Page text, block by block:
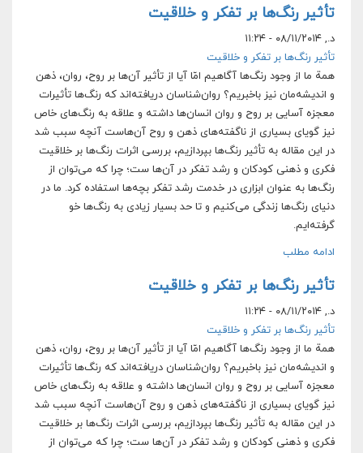
تأثیر رنگ‌ها بر تفکر و خلاقیت
د., ۰۸/۱۱/۲۰۱۴ - ۱۱:۲۴
تأثیر رنگ‌ها بر تفکر و خلاقیت
همة ما از وجود رنگ‌ها آگاهیم امّا آیا از تأثیر آن‌ها بر روح، روان، ذهن
و اندیشه‌مان نیز باخبریم؟ روان‌شناسان دریافته‌اند که رنگ‌ها تأثیرات
معجزه آسایی بر روح و روان انسان‌ها داشته و علاقه به رنگ‌های خاص
نیز گویای بسیاری از ناگفته‌های ذهن و روح آن‌هاست آنچه سبب شد
در این مقاله به تأثیر رنگ‌ها بپردازیم، بررسی اثرات رنگ‌ها بر خلاقیت
فکری و ذهنی کودکان و رشد تفکر در آن‌ها ست؛ چرا که می‌توان از
رنگ‌ها به عنوان ابزاری در خدمت رشد تفکر بچه‌ها استفاده کرد. ما در
دنیای رنگ‌ها زندگی می‌کنیم و تا حد بسیار زیادی به رنگ‌ها خو
گرفته‌ایم.
ادامه مطلب
تأثیر رنگ‌ها بر تفکر و خلاقیت
د., ۰۸/۱۱/۲۰۱۴ - ۱۱:۲۴
تأثیر رنگ‌ها بر تفکر و خلاقیت
همة ما از وجود رنگ‌ها آگاهیم امّا آیا از تأثیر آن‌ها بر روح، روان، ذهن
و اندیشه‌مان نیز باخبریم؟ روان‌شناسان دریافته‌اند که رنگ‌ها تأثیرات
معجزه آسایی بر روح و روان انسان‌ها داشته و علاقه به رنگ‌های خاص
نیز گویای بسیاری از ناگفته‌های ذهن و روح آن‌هاست آنچه سبب شد
در این مقاله به تأثیر رنگ‌ها بپردازیم، بررسی اثرات رنگ‌ها بر خلاقیت
فکری و ذهنی کودکان و رشد تفکر در آن‌ها ست؛ چرا که می‌توان از